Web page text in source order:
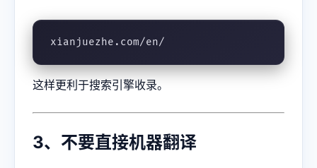
xianjuezhe.com/en/
这样更利于搜索引擎收录。
3、不要直接机器翻译